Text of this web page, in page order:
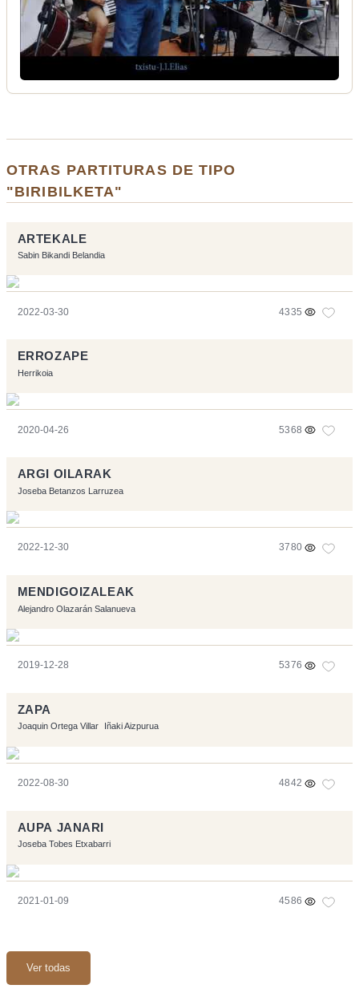
OTRAS PARTITURAS DE TIPO
"BIRIBILKETA"
ARTEKALE
Sabin Bikandi Belandia
2022-03-30 4335
ERROZAPE
Herrikoia
2020-04-26 5368
ARGI OILARAK
Joseba Betanzos Larruzea
2022-12-30 3780
MENDIGOIZALEAK
Alejandro Olazarán Salanueva
2019-12-28 5376
ZAPA
Joaquin Ortega Villar Iñaki Aizpurua
2022-08-30 4842
AUPA JANARI
Joseba Tobes Etxabarri
2021-01-09 4586
Ver todas